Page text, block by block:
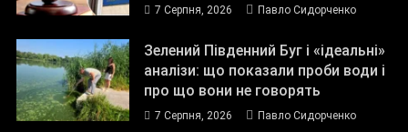
7 Серпня, 2026 Павло Сидорченко
Зелений Південний Буг і «ідеальні»
аналізи: що показали проби води і
про що вони не говорять
7 Серпня, 2026 Павло Сидорченко